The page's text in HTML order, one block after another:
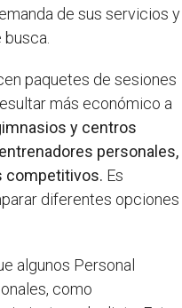
de sus servicios y
paquetes de sesiones
más económico a
y centros
personales,
competitivos. Es
diferentes opciones
algunos Personal
como